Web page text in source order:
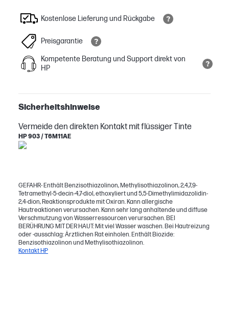
Kostenlose Lieferung und Rückgabe
Preisgarantie
Kompetente Beratung und Support direkt von
HP
Sicherheitshinweise
Vermeide den direkten Kontakt mit flüssiger Tinte
HP 903 / T6M11AE
GEFAHR- Enthält Benzisothiazolinon, Methylisothiazolinon, 2,4,7,9-
Tetramethyl-5-decin-4,7-diol, ethoxyliert und 5,5-Dimethylimidazolidin-
2,4-dion, Reaktionsprodukte mit Oxiran. Kann allergische
Hautreaktionen verursachen. Kann sehr lang anhaltende und diffuse
Verschmutzung von Wasserressourcen verursachen. BEI
BERÜHRUNG MIT DER HAUT: Mit viel Wasser waschen. Bei Hautreizung
oder -ausschlag: Ärztlichen Rat einholen. Enthält Biozide:
Benzisothiazolinon und Methylisothiazolinon.
Kontakt HP